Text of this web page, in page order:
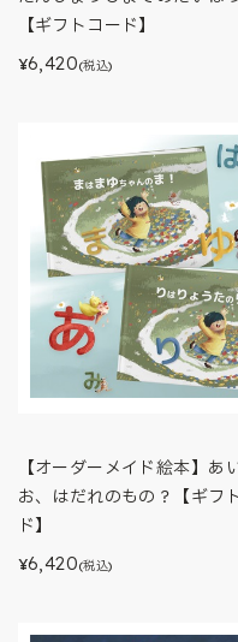
【ギフトコード】
¥6,420(税込)
【オーダーメイド絵本】あ
お、はだれのもの？【ギフ
ド】
¥6,420(税込)